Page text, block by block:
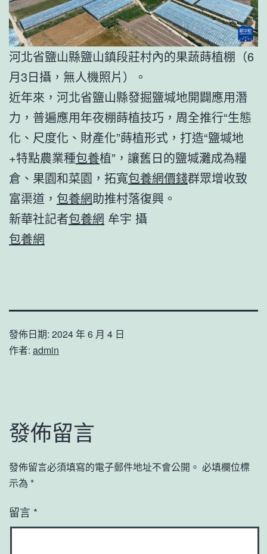
河北省鹽山縣鹽山鎮段莊村內的果蔬蒔植棚（6
月3日攝，無人機照片）。
近年來，河北省鹽山縣發掘鹽堿地開闢應用潛
力，普遍應用年夜棚蒔植技巧，周全推行“生態
化、尺度化、財產化”蒔植形式，打造“鹽堿地
+特點農業種包養植”，讓舊日的鹽堿灘成為糧
倉、果園和菜園，拓寬包養網價錢群眾增收致
富渠道， 包養網助推村落復興。
新華社記者包養網 牟宇 攝
包養網
發佈日期: 2024 年 6 月 4 日
作者: admin
發佈留言
發佈留言必須填寫的電子郵件地址不會公開。 必填欄位標
示為 *
留言 *